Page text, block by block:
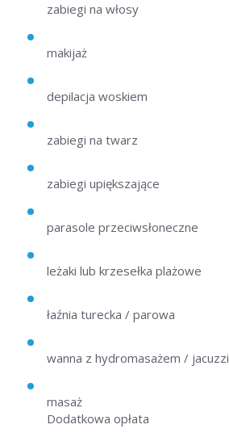
zabiegi na włosy
makijaż
depilacja woskiem
zabiegi na twarz
zabiegi upiększające
parasole przeciwsłoneczne
leżaki lub krzesełka plażowe
łaźnia turecka / parowa
wanna z hydromasażem / jacuzzi
masaż
Dodatkowa opłata